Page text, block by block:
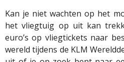
Kan je niet wachten op het
het vliegtuig op uit kan
euro’s op vliegtickets naar
wereld tijdens de KLM